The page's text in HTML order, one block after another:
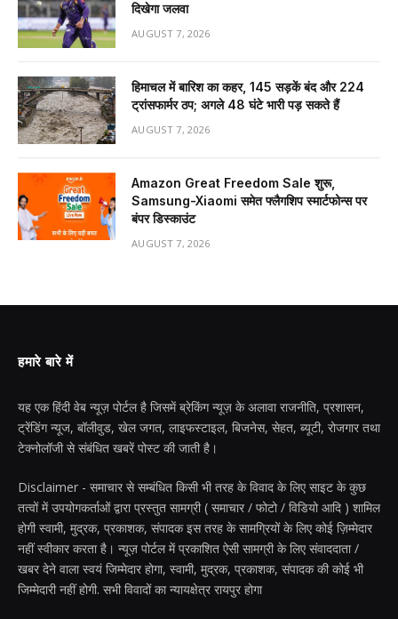
दिखेगा जलवा
AUGUST 7, 2026
हिमाचल में बारिश का कहर, 145 सड़कें बंद और 224
ट्रांसफार्मर ठप; अगले 48 घंटे भारी पड़ सकते हैं
AUGUST 7, 2026
Amazon Great Freedom Sale शुरू,
Samsung-Xiaomi समेत फ्लैगशिप स्मार्टफोन्स पर
बंपर डिस्काउंट
AUGUST 7, 2026
हमारे बारे में
यह एक हिंदी वेब न्यूज़ पोर्टल है जिसमें ब्रेकिंग न्यूज़ के अलावा राजनीति, प्रशासन,
ट्रेंडिंग न्यूज, बॉलीवुड, खेल जगत, लाइफस्टाइल, बिजनेस, सेहत, ब्यूटी, रोजगार तथा
टेक्नोलॉजी से संबंधित खबरें पोस्ट की जाती है।
Disclaimer - समाचार से सम्बंधित किसी भी तरह के विवाद के लिए साइट के कुछ
तत्वों में उपयोगकर्ताओं द्वारा प्रस्तुत सामग्री ( समाचार / फोटो / विडियो आदि ) शामिल
होगी स्वामी, मुद्रक, प्रकाशक, संपादक इस तरह के सामग्रियों के लिए कोई ज़िम्मेदार
नहीं स्वीकार करता है। न्यूज़ पोर्टल में प्रकाशित ऐसी सामग्री के लिए संवाददाता /
खबर देने वाला स्वयं जिम्मेदार होगा, स्वामी, मुद्रक, प्रकाशक, संपादक की कोई भी
जिम्मेदारी नहीं होगी. सभी विवादों का न्यायक्षेत्र रायपुर होगा